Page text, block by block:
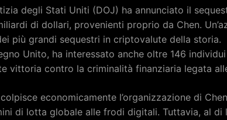
degli Stati Uniti (DOJ) ha annunciato il
di dollari, provenienti proprio da Chen.
più grandi sequestri in criptovalute della storia.
Unito, ha interessato anche oltre 146
vittoria contro la criminalità finanziaria legata
economicamente l’organizzazione di
di lotta globale alle frodi digitali. Tuttavia, al di